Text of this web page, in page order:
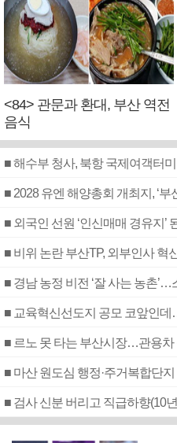
<84> 관문과 환대, 부산 역전
음식
■ 해수부 청사, 북항 국제여객터
■ 2028 유엔 해양총회 개최지, ‘부
■ 외국인 선원 ‘인신매매 경유지
■ 비위 논란 부산TP, 외부인사 혁
■ 경남 농정 비전 ‘잘 사는 농촌
■ 교육혁신선도지 공모 코앞인데
■ 르노 못 타는 부산시장…관용차
■ 마산 원도심 행정·주거복합단